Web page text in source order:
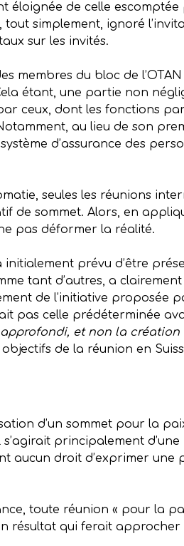
éloignée de celle
simplement, ignoré
sur les invités.
membres du bloc de
étant, une partie non
ceux, dont les fonctions
au lieu de son
d’assurance des
seules les réunions
sommet. Alors, en
pas déformer la réalité.
prévu d’être
tant d’autres, a
de l’initiative proposée
pas celle prédéterminée
et non la
de la réunion en
d’un sommet pour la
s’agirait principalement
aucun droit d’exprimer
toute réunion « pour la
résultat qui ferait